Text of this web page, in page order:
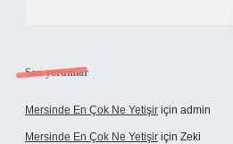
Son yorumlar
Mersinde En Çok Ne Yetişir için admin
Mersinde En Çok Ne Yetişir için Zeki